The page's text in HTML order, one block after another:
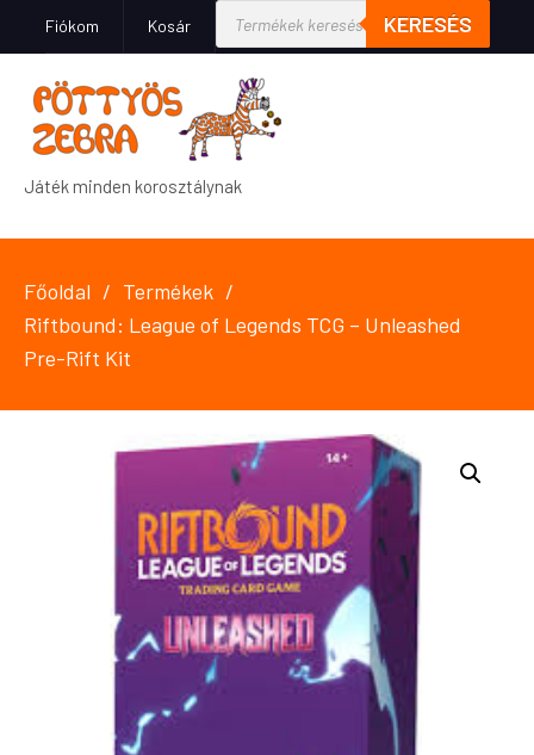
Fiókom Kosár KERESÉS
Játék minden korosztálynak
Főoldal
Termékek
Riftbound: League of Legends TCG – Unleashed
Pre-Rift Kit